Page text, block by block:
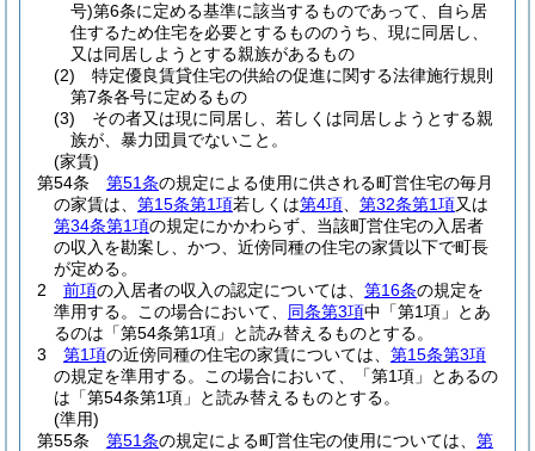
号)第6条に定める基準に該当するものであって、自ら居
住するため住宅を必要とするもののうち、現に同居し、
又は同居しようとする親族があるもの
(2)
特定優良賃貸住宅の供給の促進に関する法律施行規則
第7条各号に定めるもの
(3)
その者又は現に同居し、若しくは同居しようとする親
族が、暴力団員でないこと。
(家賃)
第54条
第51条の規定による使用に供される町営住宅の毎月
の家賃は、 第15条第1項若しくは第4項 第32条第1項又は
第34条第1項の規定にかかわらず、当該町営住宅の入居者
の収入を勘案し、かつ、近傍同種の住宅の家賃以下で町長
が定める。
2
前項の入居者の収入の認定については、 第16条の規定を
準用する。
この場合において、 同条第3項中「第1項」とあ
るのは「第54条第1項」と読み替えるものとする。
3
第1項の近傍同種の住宅の家賃については、 第15条第3項
の規定を準用する。
この場合において、「第1項」とあるの
は「第54条第1項」と読み替えるものとする。
(準用)
第55条
第51条の規定による町営住宅の使用については、 第